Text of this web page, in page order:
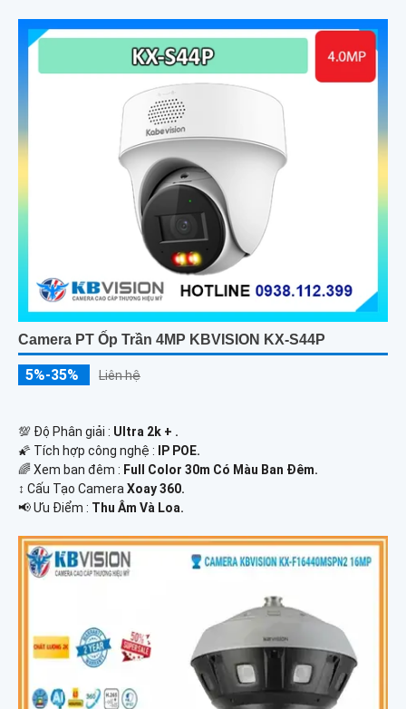
Camera PT Ốp Trần 4MP KBVISION KX-S44P
5%-35% Liên hệ
💯 Độ Phân giải : Ultra 2k + .
🌠 Tích hợp công nghệ :
IP POE.
🌈 Xem ban đêm : Full Color 30m Có Màu Ban Ðêm.
↕️ Cấu Tạo Camera Xoay 360.
️📢 Ưu Điểm : Thu Âm Và Loa.